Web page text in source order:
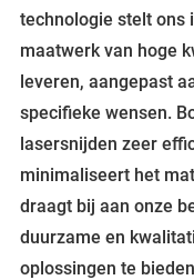
technologie stelt ons
maatwerk van hoge
leveren, aangepast
specifieke wensen.
lasersnijden zeer
minimaliseert het
draagt bij aan onze
duurzame en
oplossingen te